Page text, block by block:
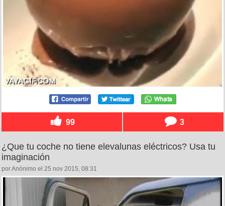
99 3
¿Que tu coche no tiene elevalunas eléctricos? Usa tu
imaginación
por Anónimo el 25 nov 2015, 08:31